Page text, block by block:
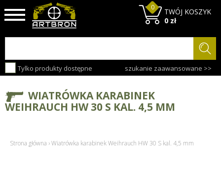
Tylko produkty dostępne szukanie zaawansowane >>
TWÓJ KOSZYK
0
0 zł
WIATRÓWKA KARABINEK
WEIHRAUCH HW 30 S KAL. 4,5 MM
Strona główna ›Wiatrówka karabinek Weihrauch HW 30 S kal. 4,5 mm